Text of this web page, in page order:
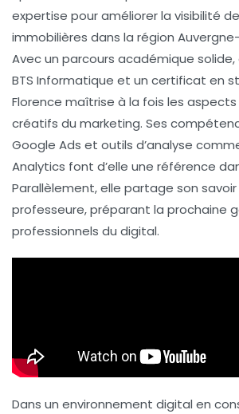
expertise pour améliorer la visibilité
immobilières dans la région
Avec un parcours académique
BTS Informatique et un certificat en
Florence maîtrise à la fois les
créatifs du marketing. Ses
Google Ads et outils d’analyse
Analytics font d’elle une référence
Parallèlement, elle partage son
professeure, préparant la prochaine
professionnels du digital.
Dans un environnement digital en